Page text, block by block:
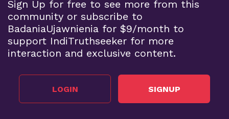
Sign Up for free to see more from this
community or subscribe to
BadaniaUjawnienia for $9/month to
support IndiTruthseeker for more
interaction and exclusive content.
LOGIN SIGNUP